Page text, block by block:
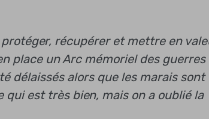
récupérer et mettre en
place un Arc mémoriel des guerres
délaissés alors que les marais sont
est très bien, mais on a oublié la